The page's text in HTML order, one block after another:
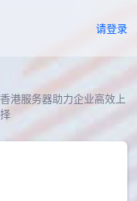
请登录
港服务器助力企业高效上